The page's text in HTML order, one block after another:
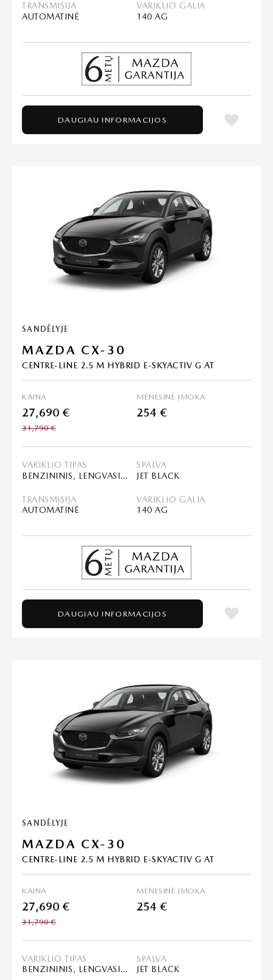
TRANSMISIJA
AUTOMATINĖ
VARIKLIO GALIA
140 AG
DAUGIAU INFORMACIJOS
SANDĖLYJE
MAZDA CX-30
CENTRE-LINE 2.5 M HYBRID E-SKYACTIV G AT
KAINA
27,690 €
31,790 €
MĖNESINĖ ĮMOKA
254 €
VARIKLIO TIPAS
BENZININIS, LENGVASIS HIBRIDAS (MHEV)
SPALVA
JET BLACK
TRANSMISIJA
AUTOMATINĖ
VARIKLIO GALIA
140 AG
DAUGIAU INFORMACIJOS
SANDĖLYJE
MAZDA CX-30
CENTRE-LINE 2.5 M HYBRID E-SKYACTIV G AT
KAINA
27,690 €
31,790 €
MĖNESINĖ ĮMOKA
254 €
VARIKLIO TIPAS
BENZININIS, LENGVASIS HIBRIDAS (MHEV)
SPALVA
JET BLACK